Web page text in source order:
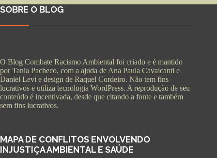
SOBRE O BLOG
O Blog Combate Racismo Ambiental foi criado e é mantido
por Tania Pacheco, com a ajuda de Ana Paula Cavalcanti e
Daniel Levi e design de Raquel Cordeiro. Não tem fins
lucrativos e utiliza tecnologia WordPress. A reprodução de seu
conteúdo é incentivada, desde que citando a fonte e também
sem fins lucrativos.
MAPA DE CONFLITOS ENVOLVENDO
INJUSTIÇA AMBIENTAL E SAÚDE